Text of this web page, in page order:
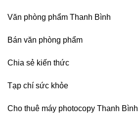
tại
TP
Văn phòng phẩm Thanh Bình
Bán văn phòng phẩm
Chia sẻ kiến thức
Tạp chí sức khỏe
Cho thuê máy photocopy Thanh Bình